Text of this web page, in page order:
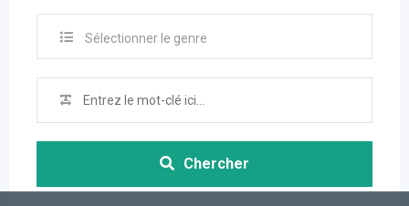
Sélectionner le genre
Chercher